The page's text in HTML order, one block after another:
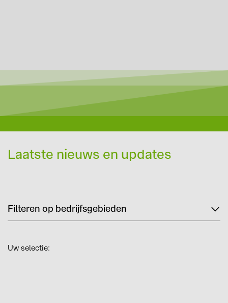
Laatste nieuws en updates
Filteren op bedrijfsgebieden
Uw selectie: